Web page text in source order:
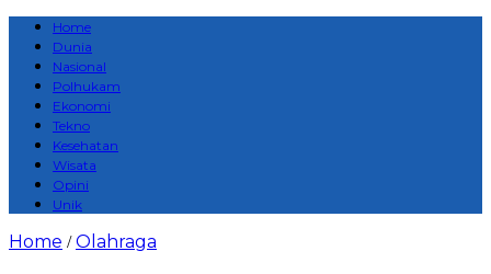
Home
Dunia
Nasional
Polhukam
Ekonomi
Tekno
Kesehatan
Wisata
Opini
Unik
Home /Olahraga